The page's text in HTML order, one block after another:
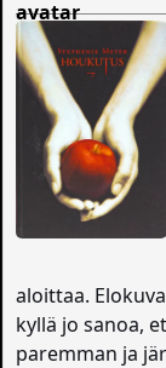
aloittaa.
kyllä jo sanoa,
paremman ja